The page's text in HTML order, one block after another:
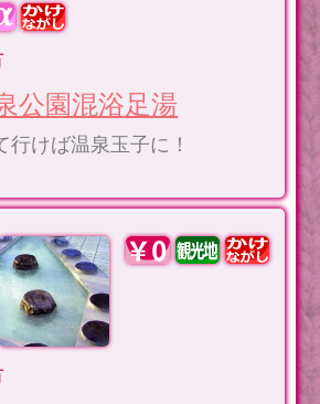
公園混浴足湯
行けば温泉玉子に！